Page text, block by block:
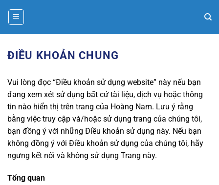
ĐIỀU KHOẢN CHUNG
Vui lòng đọc “Điều khoản sử dụng website” này nếu bạn
đang xem xét sử dụng bất cứ tài liệu, dịch vụ hoặc thông
tin nào hiển thị trên trang của Hoàng Nam. Lưu ý rằng
bằng việc truy cập và/hoặc sử dụng trang của chúng tôi,
bạn đồng ý với những Điều khoản sử dụng này. Nếu bạn
không đồng ý với Điều khoản sử dụng của chúng tôi, hãy
ngưng kết nối và không sử dụng Trang này.
Tổng quan